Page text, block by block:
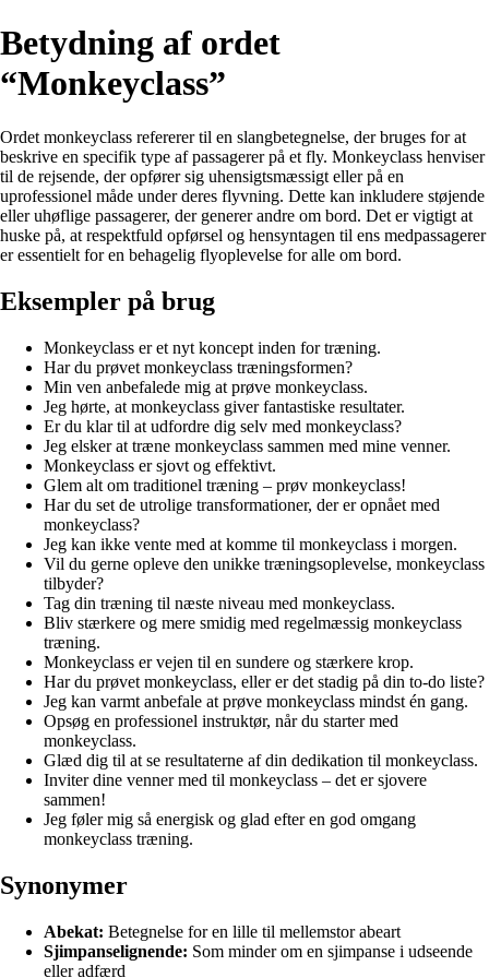
Betydning af ordet
“Monkeyclass”
Ordet monkeyclass refererer til en slangbetegnelse, der bruges for at
beskrive en specifik type af passagerer på et fly. Monkeyclass henviser
til de rejsende, der opfører sig uhensigtsmæssigt eller på en
uprofessionel måde under deres flyvning. Dette kan inkludere støjende
eller uhøflige passagerer, der generer andre om bord. Det er vigtigt at
huske på, at respektfuld opførsel og hensyntagen til ens medpassagerer
er essentielt for en behagelig flyoplevelse for alle om bord.
Eksempler på brug
Monkeyclass er et nyt koncept inden for træning.
Har du prøvet monkeyclass træningsformen?
Min ven anbefalede mig at prøve monkeyclass.
Jeg hørte, at monkeyclass giver fantastiske resultater.
Er du klar til at udfordre dig selv med monkeyclass?
Jeg elsker at træne monkeyclass sammen med mine venner.
Monkeyclass er sjovt og effektivt.
Glem alt om traditionel træning – prøv monkeyclass!
Har du set de utrolige transformationer, der er opnået med
monkeyclass?
Jeg kan ikke vente med at komme til monkeyclass i morgen.
Vil du gerne opleve den unikke træningsoplevelse, monkeyclass
tilbyder?
Tag din træning til næste niveau med monkeyclass.
Bliv stærkere og mere smidig med regelmæssig monkeyclass
træning.
Monkeyclass er vejen til en sundere og stærkere krop.
Har du prøvet monkeyclass, eller er det stadig på din to-do liste?
Jeg kan varmt anbefale at prøve monkeyclass mindst én gang.
Opsøg en professionel instruktør, når du starter med
monkeyclass.
Glæd dig til at se resultaterne af din dedikation til monkeyclass.
Inviter dine venner med til monkeyclass – det er sjovere
sammen!
Jeg føler mig så energisk og glad efter en god omgang
monkeyclass træning.
Synonymer
Abekat: Betegnelse for en lille til mellemstor abeart
Sjimpanselignende: Som minder om en sjimpanse i udseende
eller adfærd